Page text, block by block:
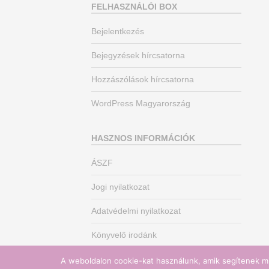
FELHASZNÁLÓI BOX
Bejelentkezés
Bejegyzések hírcsatorna
Hozzászólások hírcsatorna
WordPress Magyarország
HASZNOS INFORMÁCIÓK
ÁSZF
Jogi nyilatkozat
Adatvédelmi nyilatkozat
Könyvelő irodánk
A weboldalon cookie-kat használunk, amik segítenek